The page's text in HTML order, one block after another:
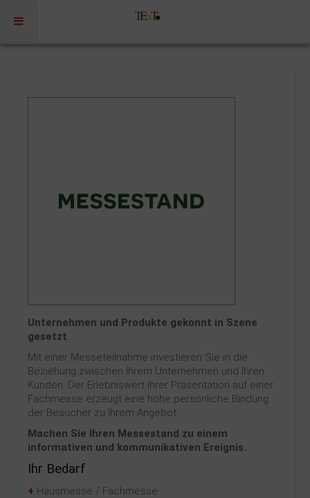
Medien | Öffentlichkeit | Kundenkommunikation
Kontakt
Unternehmen und Produkte gekonnt in Szene
gesetzt
Mit einer Messeteilnahme investieren Sie in die
Beziehung zwischen Ihrem Unternehmen und Ihren
Kunden. Der Erlebniswert Ihrer Präsentation auf einer
Fachmesse erzeugt eine hohe persönliche Bindung
der Besucher zu Ihrem Angebot.
Machen Sie Ihren Messestand zu einem
informativen und kommunikativen Ereignis.
Ihr Bedarf
+ Hausmesse / Fachmesse